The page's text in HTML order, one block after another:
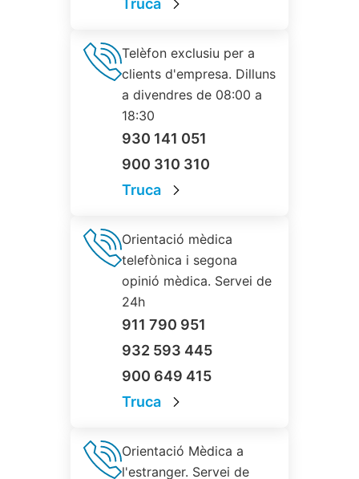
Truca
Telèfon exclusiu per a
clients d'empresa. Dilluns
a divendres de 08:00 a
18:30
930 141 051
900 310 310
Truca
Orientació mèdica
telefònica i segona
opinió mèdica. Servei de
24h
911 790 951
932 593 445
900 649 415
Truca
Orientació Mèdica a
l'estranger. Servei de